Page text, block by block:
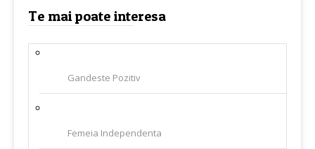
Te mai poate interesa
Gandeste Pozitiv
Femeia Independenta